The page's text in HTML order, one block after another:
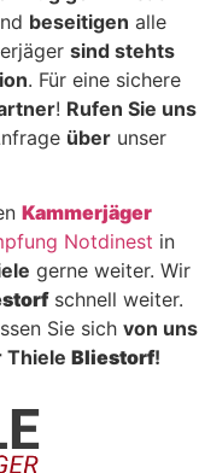
beseitigen alle
sind stehts
. Für eine sichere
! Rufen Sie uns
über unser
Kammerjäger
Notdinest in
gerne weiter. Wir
schnell weiter.
Sie sich von uns
Thiele Bliestorf!